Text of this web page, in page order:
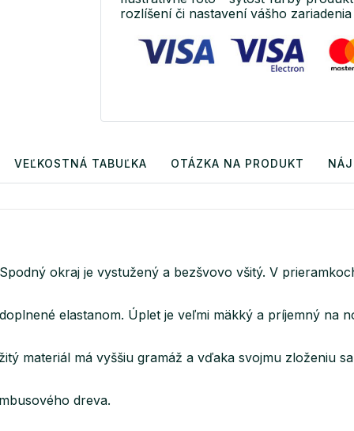
rozlíšení či nastavení vášho
VEĽKOSTNÁ TABUĽKA OTÁZKA NA PRODUKT
okraj je vystužený a bezšvovo všitý. V
elastanom. Úplet je veľmi mäkký a príjemný na
materiál má vyššiu gramáž a vďaka svojmu zloženiu
dreva.